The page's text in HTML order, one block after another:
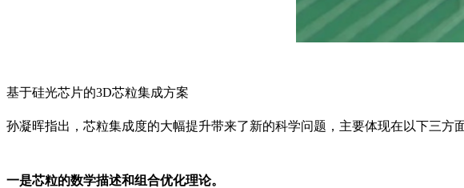
基于硅光芯片的3D芯粒集成方案
孙凝晖指出，芯粒集成度的大幅提升带来了新的科学问题，主要体现在以下三方面
一是芯粒的数学描述和组合优化理论。